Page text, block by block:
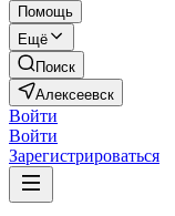
Помощь
Ещё
Поиск
Алексеевск
Войти
Войти
Зарегистрироваться